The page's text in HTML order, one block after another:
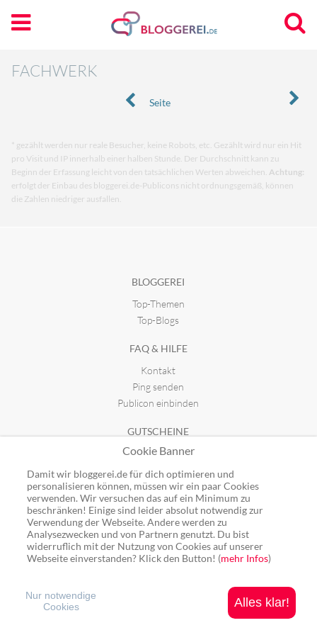
FACHWERK
Seite
* gezählt werden nur reale Besucher, keine Robots, etc. Gezählt wird nur ein Hit
pro Visit und IP innerhalb einer halben Stunde. Der Durchschnitt kann zu
Beginn der Erfassung leicht von den tatsächlichen Werten abweichen. Achtung:
erfolgt der Einbau des bloggerei.de-Publicons nicht ordnungsgemäß, können
die Zahlen niedriger ausfallen.
BLOGGEREI
Top-Themen
Top-Blogs
FAQ & HILFE
Kontakt
Ping senden
Publicon einbinden
GUTSCHEINE
Top-Gutscheine
Alle Shops
Ping: http://rpc.bloggerei.de/ping/ (*nur für angemeldete Blogs)
Blogverzeichnis Bloggerei.de © 2006 - 2026
Cookie Banner
Damit wir bloggerei.de für dich optimieren und
personalisieren können, müssen wir ein paar Cookies
verwenden. Wir versuchen das auf ein Minimum zu
beschränken! Einige sind leider absolut notwendig zur
Verwendung der Webseite. Andere werden zu
Analysezwecken und von Partnern genutzt. Du bist
widerruflich mit der Nutzung von Cookies auf unserer
Webseite einverstanden? Klick den Button! (mehr Infos)
Alles klar!
Nur notwendige
Cookies